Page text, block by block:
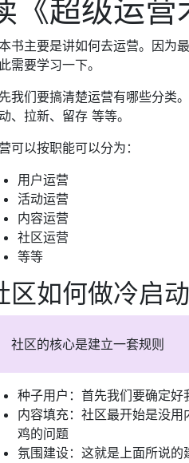
《超级运营
书主要是讲如何去运营。因为
需要学习一下。
我们要搞清楚运营有哪些分类
、拉新、留存 等等。
可以按职能可以分为：
用户运营
活动运营
内容运营
社区运营
等等
区如何做冷启动
社区的核心是建立一套规则
种子用户：首先我们要确定
内容填充：社区最开始是没
鸡的问题
氛围建设：这就是上面所说